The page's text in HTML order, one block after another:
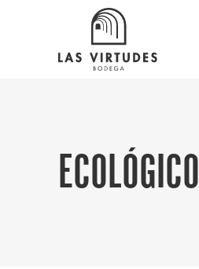
ECOLÓGICO